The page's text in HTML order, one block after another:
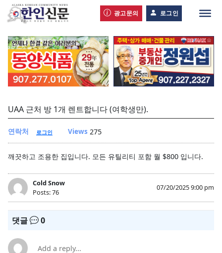
광고문의 로그인
UAA 근처 방 1개 렌트합니다 (여학생만).
연락처 로그인 Views 275
깨끗하고 조용한 집입니다. 모든 유틸리티 포함 월 $800 입니다.
Cold Snow
Posts: 76
07/20/2025 9:00 pm
댓글 0